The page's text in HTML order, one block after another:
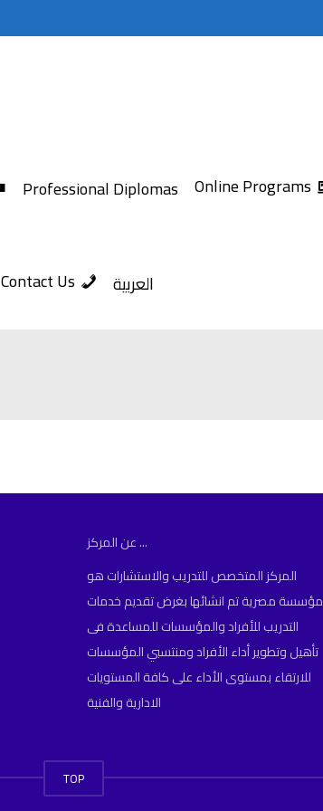
Professional Diplomas Online Programs
Contact Us العربية
عن المركز ...
المركز المتخصص للتدريب والاستشارات هو
مؤسسة مصرية تم انشائها بغرض تقديم خدمات
التدريب للأفراد والمؤسسات للمساعدة فى
تأهيل وتطوير أداء الأفراد ومنتسبي المؤسسات
للارتقاء بمستوى الأداء على كافة المستويات
الادارية والفنية
TOP